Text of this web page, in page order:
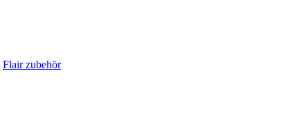
Flair zubehör